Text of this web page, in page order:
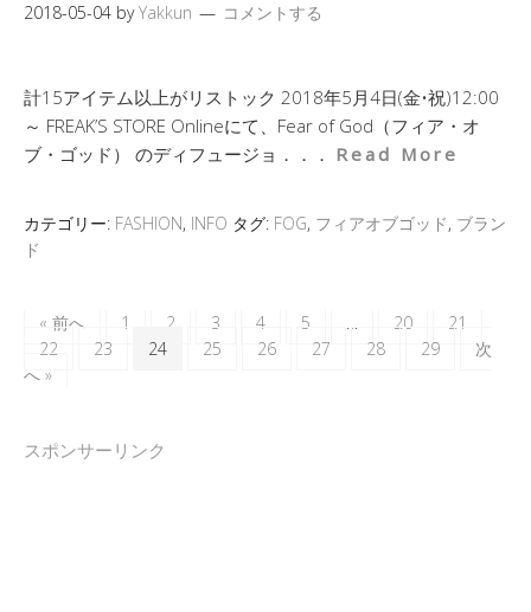
2018-05-04 byYakkun コメントする
計15アイテム以上がリストック 2018年5月4日(金•祝)12:00
～ FREAK’S STORE Onlineにて、Fear of God（フィア・オ
ブ・ゴッド） のディフュージョ．．． Read More
カテゴリー: FASHION, INFO タグ: FOG, フィアオブゴッド, ブラン
ド
« 前へ 1 2 3 4 5 … 20
21
22
23 24 25 26 27 28 29
次
へ »
スポンサーリンク